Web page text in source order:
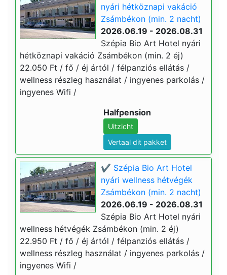
nyári hétköznapi vakáció
Zsámbékon (min. 2 nacht)
2026.06.19 - 2026.08.31
Szépia Bio Art Hotel nyári
hétköznapi vakáció Zsámbékon (min. 2 éj)
22.050 Ft / fő / éj ártól / félpanziós ellátás /
wellness részleg használat / ingyenes parkolás /
ingyenes Wifi /
Halfpension
Uitzicht
Vertaal dit pakket
✔️ Szépia Bio Art Hotel
nyári wellness hétvégék
Zsámbékon (min. 2 nacht)
2026.06.19 - 2026.08.31
Szépia Bio Art Hotel nyári
wellness hétvégék Zsámbékon (min. 2 éj)
22.950 Ft / fő / éj ártól / félpanziós ellátás /
wellness részleg használat / ingyenes parkolás /
ingyenes Wifi /